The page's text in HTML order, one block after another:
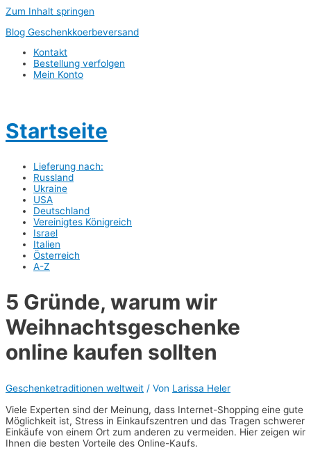
Zum Inhalt springen
Blog Geschenkkoerbeversand
Kontakt
Bestellung verfolgen
Mein Konto
Startseite
Lieferung nach:
Russland
Ukraine
USA
Deutschland
Vereinigtes Königreich
Israel
Italien
Österreich
A-Z
5 Gründe, warum wir
Weihnachtsgeschenke
online kaufen sollten
Geschenketraditionen weltweit / Von Larissa Heler
Viele Experten sind der Meinung, dass Internet-Shopping eine gute
Möglichkeit ist, Stress in Einkaufszentren und das Tragen schwerer
Einkäufe von einem Ort zum anderen zu vermeiden. Hier zeigen wir
Ihnen die besten Vorteile des Online-Kaufs.